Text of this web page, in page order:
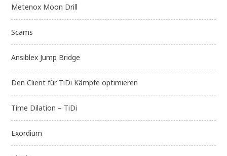
Metenox Moon Drill
Scams
Ansiblex Jump Bridge
Den Client für TiDi Kämpfe optimieren
Time Dilation – TiDi
Exordium